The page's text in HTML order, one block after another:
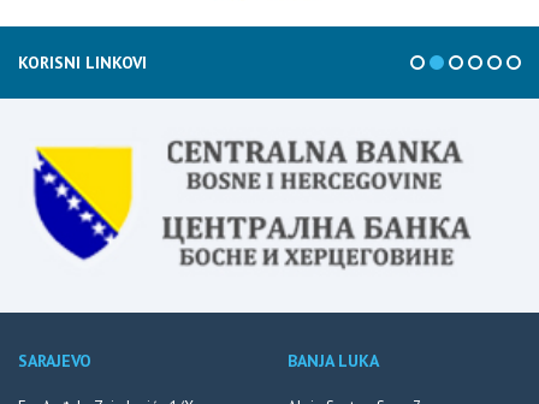
KORISNI LINKOVI
SARAJEVO BANJA LUKA